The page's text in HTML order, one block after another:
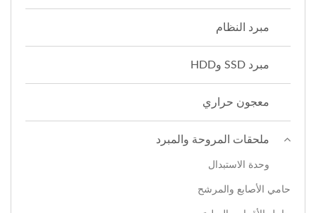
مبرد النظام
مبرد SSD وHDD
معجون حراري
ملحقات المروحة والمبرد
وحدة الاستبدال
حامي الأصابع والمرشح